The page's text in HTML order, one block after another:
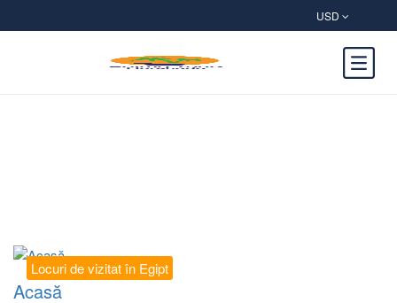
USD
Locuri de vizitat în Egipt
Acasă